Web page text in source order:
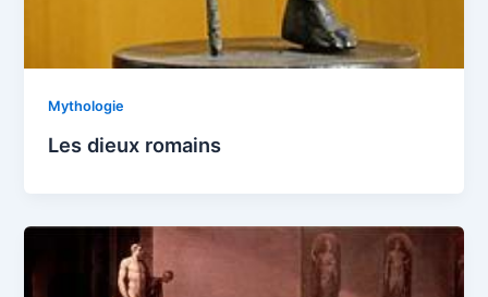
Mythologie
Les dieux romains